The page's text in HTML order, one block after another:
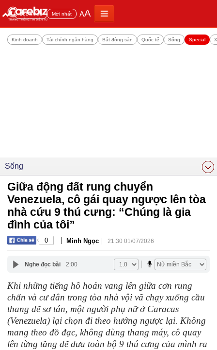
Đọc nhiều Mới nhất AA
Kinh doanh Tài chính ngân hàng Bất động sản Quốc tế Sống Special
Sống
Giữa động đất rung chuyển
Venezuela, cô gái quay ngược lên tòa
nhà cứu 9 thú cưng: “Chúng là gia
đình của tôi”
0 | Minh Ngọc | 21:30 01/07/2026
Nghe đọc bài 2:00
Khi những tiếng hô hoán vang lên giữa cơn rung
chấn và cư dân trong tòa nhà vội vã chạy xuống cầu
thang để sơ tán, một người phụ nữ ở Caracas
(Venezuela) lại chọn đi theo hướng ngược lại. Không
mang theo đồ đạc, không dùng thang máy, cô quay
lên từng tầng để đưa toàn bộ 9 thú cưng của mình ra